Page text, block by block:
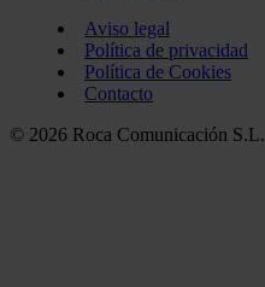
Aviso legal
Política de privacidad
Política de Cookies
Contacto
© 2026 Roca Comunicación S.L.